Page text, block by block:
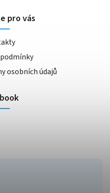
pro vás
osobních údajů